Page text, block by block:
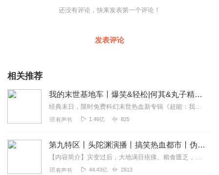
还没有评论，快来发表第一个评论！
发表评论
相关推荐
我的末世基地车丨爆笑&轻松|何其&丸子精品多人剧
经典末日，限时免费科幻末世热血新专辑《超能：我有一面复刻镜》限时免费中，点赞分享评论还有会员卡&红包领！速来！最强BOSS系统丨热血无敌&爆爽武侠我有一座末日城...
有声书 1.46亿 825
第九特区丨头陀渊演播丨搞笑热血都市丨伪戒丨VIP免费多人有声剧
【内容简介】灾变过后，大地满目疮痍。粮食匮乏，资源紧俏，局势混乱……一位从待规划区杀出来的青年，背对着漫天黄沙，孤身来到九区谋生，却不曾想偶然结识三五好友，一念...
有声书 44.43亿 2813